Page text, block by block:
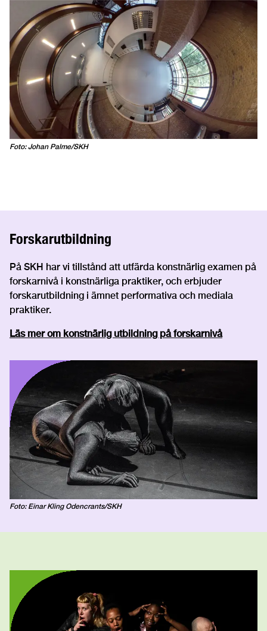
Foto: Johan Palme/SKH
Forskarutbildning
På SKH har vi tillstånd att utfärda konstnärlig examen på
forskarnivå i konstnärliga praktiker, och erbjuder
forskarutbildning i ämnet performativa och mediala
praktiker.
Läs mer om konstnärlig utbildning på forskarnivå
Foto: Einar Kling Odencrants/SKH